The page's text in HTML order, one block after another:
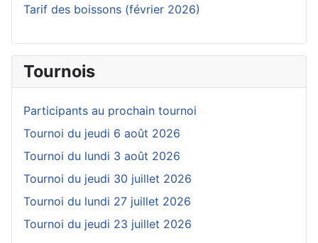
Tarif des boissons (février 2026)
Tournois
Participants au prochain tournoi
Tournoi du jeudi 6 août 2026
Tournoi du lundi 3 août 2026
Tournoi du jeudi 30 juillet 2026
Tournoi du lundi 27 juillet 2026
Tournoi du jeudi 23 juillet 2026